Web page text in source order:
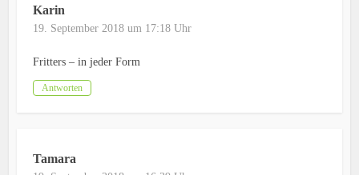
Karin
19. September 2018 um 17:18 Uhr
Fritters – in jeder Form
Antworten
Tamara